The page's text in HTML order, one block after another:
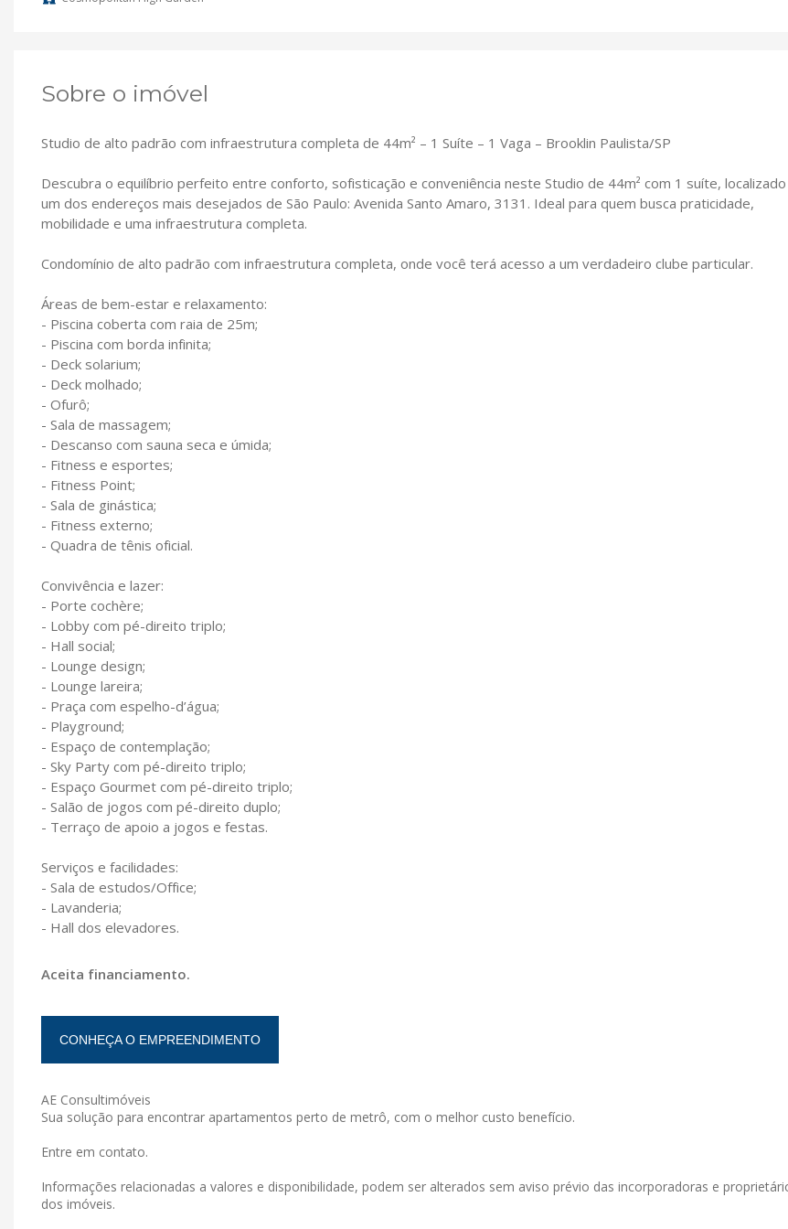
Sobre o imóvel
Studio de alto padrão com infraestrutura completa de 44m² – 1 Suíte – 1 Vaga – Brooklin Paulista/SP
Descubra o equilíbrio perfeito entre conforto, sofisticação e conveniência neste Studio de 44m² com 1 suíte,
um dos endereços mais desejados de São Paulo: Avenida Santo Amaro, 3131. Ideal para quem busca praticidade,
mobilidade e uma infraestrutura completa.
Condomínio de alto padrão com infraestrutura completa, onde você terá acesso a um verdadeiro clube particular.
Áreas de bem-estar e relaxamento:
- Piscina coberta com raia de 25m;
- Piscina com borda infinita;
- Deck solarium;
- Deck molhado;
- Ofurô;
- Sala de massagem;
- Descanso com sauna seca e úmida;
- Fitness e esportes;
- Fitness Point;
- Sala de ginástica;
- Fitness externo;
- Quadra de tênis oficial.
Convivência e lazer:
- Porte cochère;
- Lobby com pé-direito triplo;
- Hall social;
- Lounge design;
- Lounge lareira;
- Praça com espelho-d’água;
- Playground;
- Espaço de contemplação;
- Sky Party com pé-direito triplo;
- Espaço Gourmet com pé-direito triplo;
- Salão de jogos com pé-direito duplo;
- Terraço de apoio a jogos e festas.
Serviços e facilidades:
- Sala de estudos/Office;
- Lavanderia;
- Hall dos elevadores.
Aceita financiamento.
CONHEÇA O EMPREENDIMENTO
AE Consultimóveis
Sua solução para encontrar apartamentos perto de metrô, com o melhor custo benefício.
Entre em contato.
Informações relacionadas a valores e disponibilidade, podem ser alterados sem aviso prévio das incorporadoras e
dos imóveis.